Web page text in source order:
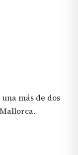
más de dos